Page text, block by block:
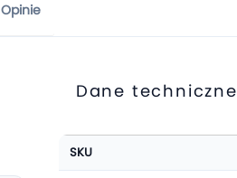
Opinie
Dane techniczne
Więcej
informacji
SKU